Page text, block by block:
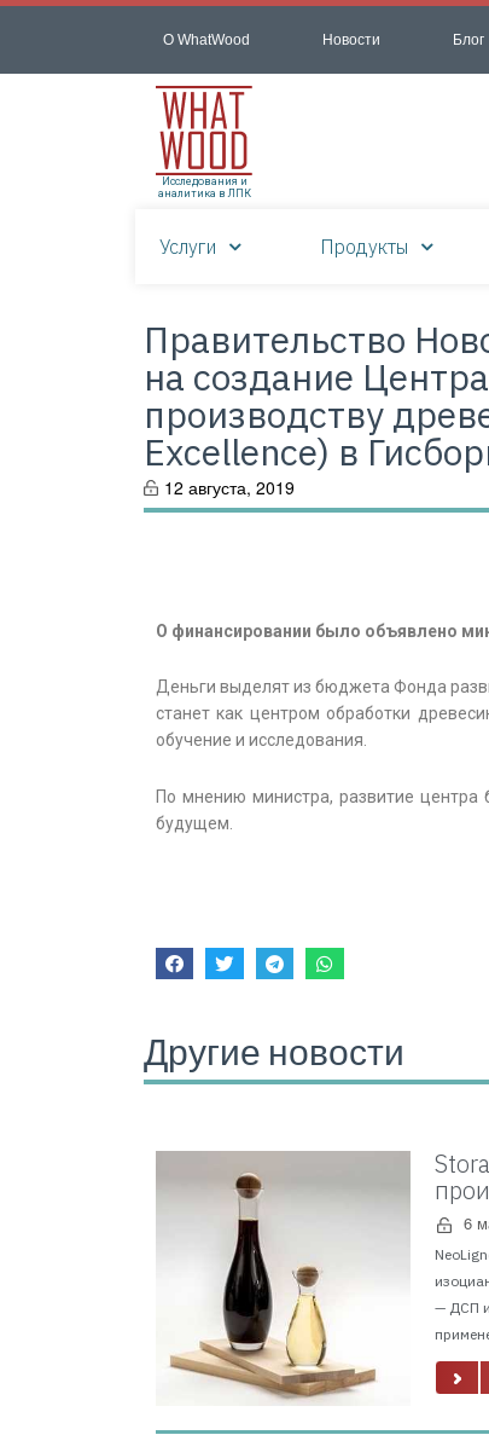
О WhatWood Новости Блог
Исследования и
аналитика в ЛПК
Услуги Продукты
Правительство
на создание
производству
Excellence) в
12 августа, 2019
О финансировании было объявлено
Деньги выделят из бюджета Фонда
станет как центром обработки
обучение и исследования.
По мнению министра, развитие центра
будущем.
Другие новости
6
— ДСП и